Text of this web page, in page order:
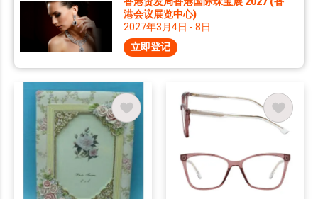
港会议展览中心)
2027年3月4日 - 8日
立即登记